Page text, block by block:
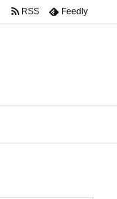
RSS Feedly